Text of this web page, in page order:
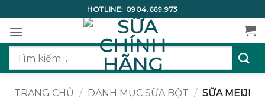
qua
nội
dung
HOTLINE: 0904.669.973
Tìm
TRANG CHỦ / DANH MỤC SỮA BỘT / SỮA MEIJI